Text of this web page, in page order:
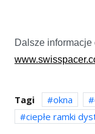
Dalsze
Tagi okna
ciepłe ramki